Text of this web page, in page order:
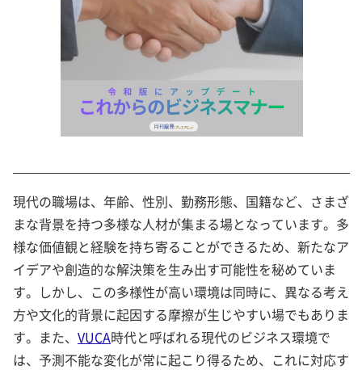
現代の職場は、年齢、性別、勤務形態、国籍など、さまざ
まな背景を持つ多様な人材が集まる場となっています。多
様な価値観と経験を持ち寄ることができるため、新たなア
イデアや創造的な解決策を生み出す可能性を秘めていま
す。しかし、この多様性が高い環境は同時に、異なる考え
方や文化的背景に起因する摩擦が生じやすい場でもありま
す。また、 VUCA時代と呼ばれる現代のビジネス環境で
は、予測不能な変化が常に起こり得るため、これに対応す